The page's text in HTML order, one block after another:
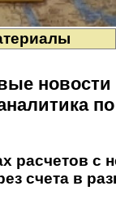
новости
рас­че­тов с
сче­та в